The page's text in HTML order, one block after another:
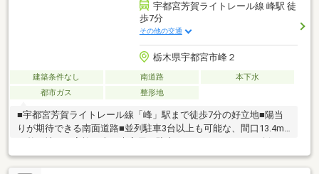
宇都宮芳賀ライトレール線 峰駅 徒
歩7分
その他の交通
栃木県宇都宮市峰２
建築条件なし 南道路
本下水
都市ガス
整形地
■宇都宮芳賀ライトレール線「峰」駅まで徒歩7分の好立地■陽当
りが期待できる南面道路■並列駐車3台以上も可能な、間口13.4m
きます。■都市ガス利用可！公営水道と本下水も整備済み■お好き
なハウスメーカーや工務店で建てられる「建築条件なし」■218.38